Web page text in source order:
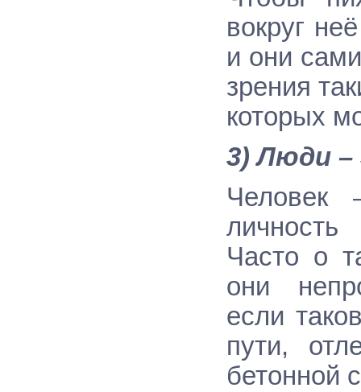
вокруг
и они
зрения
которых
3) Люди –
Человек
Часто о
они
если
пути,
бетонной